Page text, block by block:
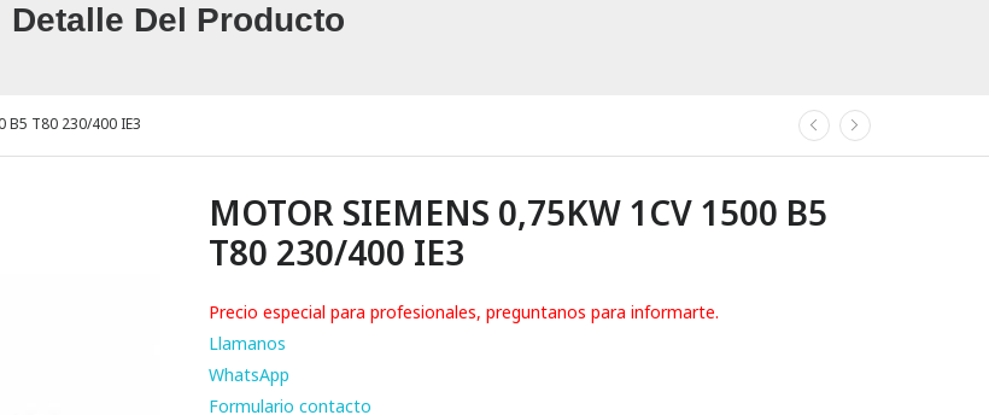
Detalle Del Producto
B5 T80 230/400 IE3
MOTOR SIEMENS 0,75KW 1CV 1500 B5
T80 230/400 IE3
Precio especial para profesionales, preguntanos para informarte.
Llamanos
WhatsApp
Formulario contacto